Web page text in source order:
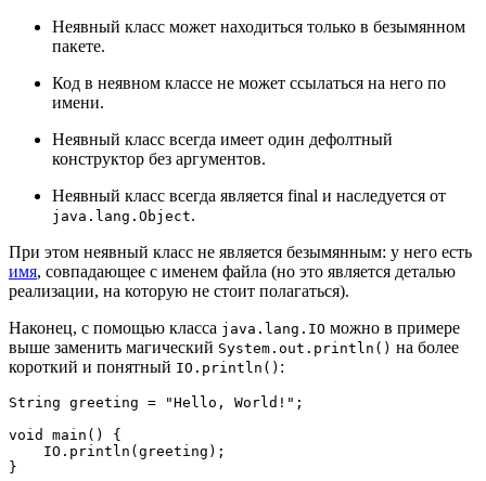
Неявный класс может находиться только в безымянном
пакете.
Код в неявном классе не может ссылаться на него по
имени.
Неявный класс всегда имеет один дефолтный
конструктор без аргументов.
Неявный класс всегда является final и наследуется от
java.lang.Object.
При этом неявный класс не является безымянным: у него есть
имя, совпадающее с именем файла (но это является деталью
реализации, на которую не стоит полагаться).
Наконец, с помощью класса java.lang.IO можно в примере
выше заменить магический System.out.println() на более
короткий и понятный IO.println() :
String greeting = "Hello, World!";
void main() {
    IO.println(greeting);